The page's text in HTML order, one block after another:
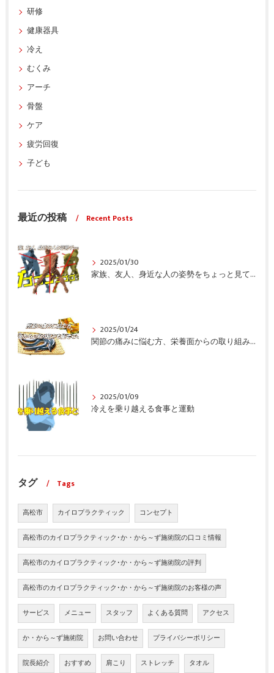
研修
健康器具
冷え
むくみ
アーチ
骨盤
ケア
疲労回復
子ども
最近の投稿 Recent Posts
2025/01/30
家族、友人、身近な人の姿勢をちょっと見てみませんか？
2025/01/24
関節の痛みに悩む方、栄養面からの取り組みも重要ですよ！
2025/01/09
冷えを乗り越える食事と運動
タグ Tags
高松市 カイロプラクティック コンセプト
高松市のカイロプラクティック･か・から～ず施術院の口コミ情報
高松市のカイロプラクティック･か・から～ず施術院の評判
高松市のカイロプラクティック･か・から～ず施術院のお客様の声
サービス メニュー スタッフ よくある質問 アクセス
か・から～ず施術院 お問い合わせ プライバシーポリシー
院長紹介 おすすめ 肩こり ストレッチ タオル